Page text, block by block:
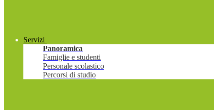
Servizi
Panoramica
Famiglie e studenti
Personale scolastico
Percorsi di studio